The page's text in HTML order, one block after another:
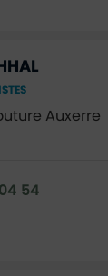
Auxerre
54